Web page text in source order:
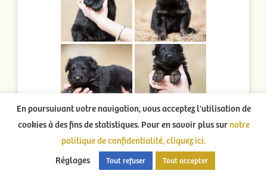
Les chiots dans leur 2ème semaine :
En poursuivant votre navigation, vous acceptez l'utilisation de
cookies à des fins de statistiques. Pour en savoir plus surnotre
politique de confidentialité, cliquez ici.
Réglages
Tout refuser Tout accepter